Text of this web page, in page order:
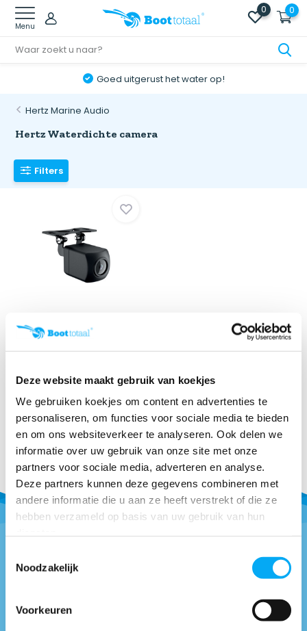
Deze website maakt gebruik van koekjes
We gebruiken koekjes om content en advertenties te
personaliseren, om functies voor sociale media te bieden
en om ons websiteverkeer te analyseren. Ook delen we
informatie over uw gebruik van onze site met onze
partners voor sociale media, adverteren en analyse.
Deze partners kunnen deze gegevens combineren met
andere informatie die u aan ze heeft verstrekt of die ze
hebben verzameld op basis van uw gebruik van hun
Noodzakelijk
Voorkeuren
Menu
0 0
Goed uitgerust het water op!
Hertz Marine Audio
Hertz Waterdichte camera
Filters
Hertz - HM CAM C01 -
Waterdichte camera ...
Klik voor voorraad info
Vragen of advies nodig?
* Bel naar